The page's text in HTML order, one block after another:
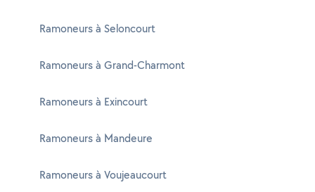
Ramoneurs à Seloncourt
Ramoneurs à Grand-Charmont
Ramoneurs à Exincourt
Ramoneurs à Mandeure
Ramoneurs à Voujeaucourt